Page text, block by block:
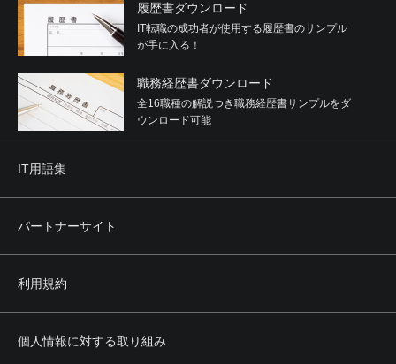
履歴書ダウンロード
IT転職の成功者が使用する履歴書のサンプル
が手に入る！
職務経歴書ダウンロード
全16職種の解説つき職務経歴書サンプルをダ
ウンロード可能
IT用語集
パートナーサイト
利用規約
個人情報に対する取り組み